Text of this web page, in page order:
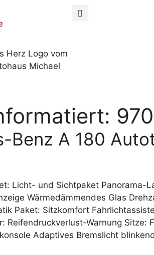
Benz A 180
Licht- und Sichtpaket Panorama-
Wärmedämmendes Glas
Paket: Sitzkomfort
Reifendruckverlust-Warnung
Adaptives Bremslicht